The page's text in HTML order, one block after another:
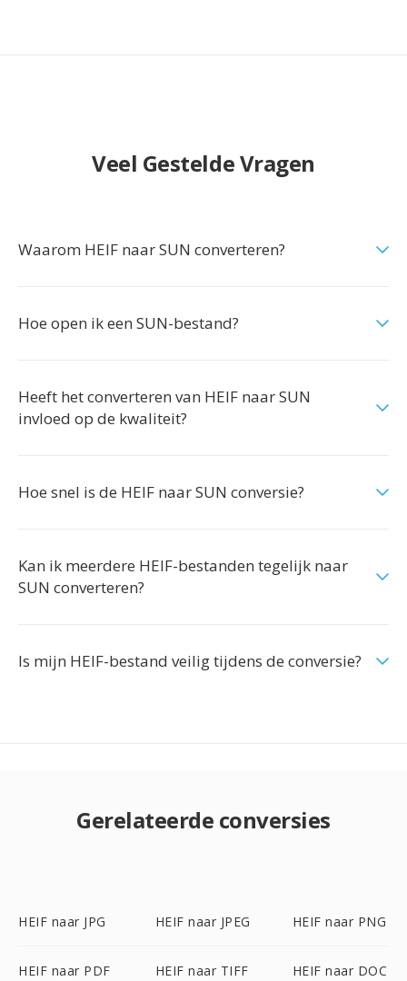
Veel Gestelde Vragen
Waarom HEIF naar SUN converteren?
Hoe open ik een SUN-bestand?
Heeft het converteren van HEIF naar SUN
invloed op de kwaliteit?
Hoe snel is de HEIF naar SUN conversie?
Kan ik meerdere HEIF-bestanden tegelijk naar
SUN converteren?
Is mijn HEIF-bestand veilig tijdens de conversie?
Gerelateerde conversies
HEIF naar JPG HEIF naar JPEG HEIF naar PNG
HEIF naar PDF HEIF naar TIFF HEIF naar DOC